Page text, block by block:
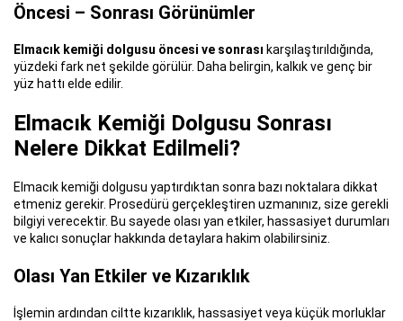
Öncesi – Sonrası Görünümler
Elmacık kemiği dolgusu öncesi ve sonrası karşılaştırıldığında,
yüzdeki fark net şekilde görülür. Daha belirgin, kalkık ve genç bir
yüz hattı elde edilir.
Elmacık Kemiği Dolgusu Sonrası
Nelere Dikkat Edilmeli?
Elmacık kemiği dolgusu yaptırdıktan sonra bazı noktalara dikkat
etmeniz gerekir. Prosedürü gerçekleştiren uzmanınız, size gerekli
bilgiyi verecektir. Bu sayede olası yan etkiler, hassasiyet durumları
ve kalıcı sonuçlar hakkında detaylara hakim olabilirsiniz.
Olası Yan Etkiler ve Kızarıklık
İşlemin ardından ciltte kızarıklık, hassasiyet veya küçük morluklar